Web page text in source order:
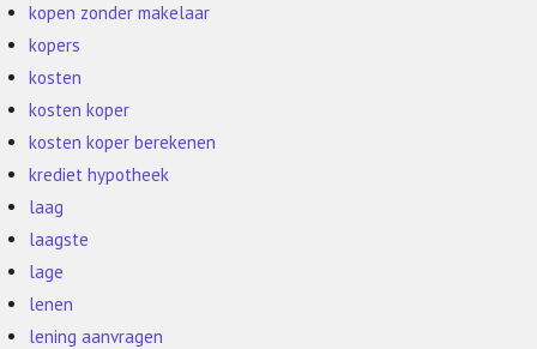
kopen zonder makelaar
kopers
kosten
kosten koper
kosten koper berekenen
krediet hypotheek
laag
laagste
lage
lenen
lening aanvragen